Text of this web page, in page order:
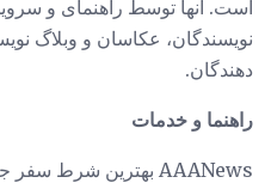
است. آنها توسط راهنمای و
نویسندگان، عکاسان و وبلاگ
دهندگان.
راهنما و خدمات
AAANews بهترین شرط سفر جاده برای کمک و تخفیف.